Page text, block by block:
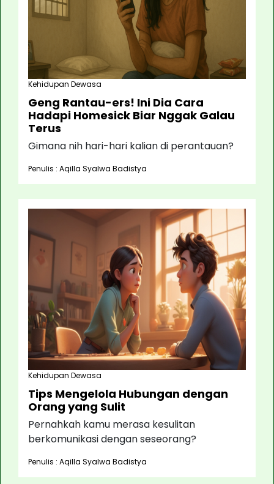
Kehidupan Dewasa
Geng Rantau-ers! Ini Dia Cara
Hadapi Homesick Biar Nggak Galau
Terus
Gimana nih hari-hari kalian di perantauan?
Penulis : Aqilla Syalwa Badistya
Kehidupan Dewasa
Tips Mengelola Hubungan dengan
Orang yang Sulit
Pernahkah kamu merasa kesulitan
berkomunikasi dengan seseorang?
Penulis : Aqilla Syalwa Badistya